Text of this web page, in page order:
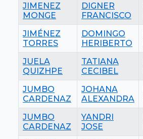
JIMENEZ
MONGE
DIGNER
FRANCISCO
JIMÉNEZ
TORRES
DOMINGO
HERIBERTO
JUELA
QUIZHPE
TATIANA
CECIBEL
JUMBO
CARDENAZ
JOHANA
ALEXANDRA
JUMBO
CARDENAZ
YANDRI
JOSE